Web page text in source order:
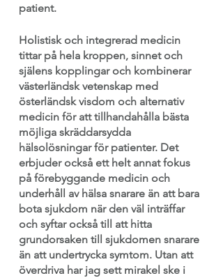
patient.
Holistisk och integrerad medicin
tittar på hela kroppen, sinnet och
själens kopplingar och kombinerar
västerländsk vetenskap med
österländsk visdom och alternativ
medicin för att tillhandahålla bästa
möjliga skräddarsydda
hälsolösningar för patienter. Det
erbjuder också ett helt annat fokus
på förebyggande medicin och
underhåll av hälsa snarare än att bara
bota sjukdom när den väl inträffar
och syftar också till att hitta
grundorsaken till sjukdomen snarare
än att undertrycka symtom. Utan att
överdriva har jag sett mirakel ske i